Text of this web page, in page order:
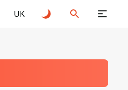
UK